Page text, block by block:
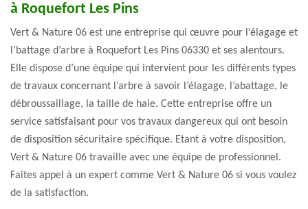
à Roquefort Les Pins
Vert & Nature 06 est une entreprise qui œuvre pour l’élagage et
l’battage d’arbre à Roquefort Les Pins 06330 et ses alentours.
Elle dispose d’une équipe qui intervient pour les différents types
de travaux concernant l’arbre à savoir l’élagage, l’abattage, le
débroussaillage, la taille de haie. Cette entreprise offre un
service satisfaisant pour vos travaux dangereux qui ont besoin
de disposition sécuritaire spécifique. Etant à votre disposition,
Vert & Nature 06 travaille avec une équipe de professionnel.
Faites appel à un expert comme Vert & Nature 06 si vous voulez
de la satisfaction.